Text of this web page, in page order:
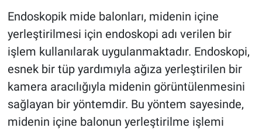
Endoskopik mide balonları, midenin içine
yerleştirilmesi için endoskopi adı verilen bir
işlem kullanılarak uygulanmaktadır. Endoskopi,
esnek bir tüp yardımıyla ağıza yerleştirilen bir
kamera aracılığıyla midenin görüntülenmesini
sağlayan bir yöntemdir. Bu yöntem sayesinde,
midenin içine balonun yerleştirilme işlemi